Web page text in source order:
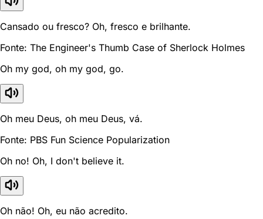
Cansado ou fresco? Oh, fresco e brilhante.
Fonte: The Engineer's Thumb Case of Sherlock Holmes
Oh my god, oh my god, go.
Oh meu Deus, oh meu Deus, vá.
Fonte: PBS Fun Science Popularization
Oh no! Oh, I don't believe it.
Oh não! Oh, eu não acredito.